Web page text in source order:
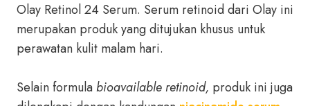
Olay Retinol 24 Serum. Serum retinoid dari Olay ini
merupakan produk yang ditujukan khusus untuk
perawatan kulit malam hari.
Selain formulabioavailable retinoid, produk ini juga